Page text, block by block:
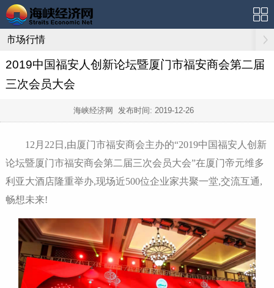
市场行情
2019中国福安人创新论坛暨厦门市福安商会第二届
三次会员大会
海峡经济网 发布时间: 2019-12-26
12月22日,由厦门市福安商会主办的“2019中国福安人创新
论坛暨厦门市福安商会第二届三次会员大会”在厦门帝元维多
利亚大酒店隆重举办,现场近500位企业家共聚一堂,交流互通,
畅想未来!